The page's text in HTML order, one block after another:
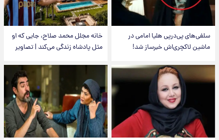
سلفی‌های پی‌درپی هلیا امامی در
ماشین لاکچری‌اش خبرساز شد!
خانه مجلل محمد صلاح، جایی که او
مثل پادشاه زندگی می‌کند | تصاویر